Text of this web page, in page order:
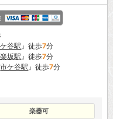
谷駅』徒歩7分
坂駅』徒歩7分
市ケ谷駅』徒歩7分
楽器可